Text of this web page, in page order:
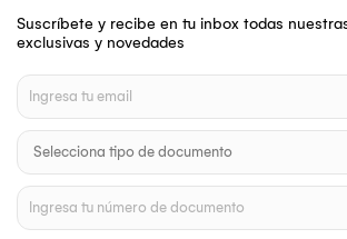
Suscríbete y recibe en tu inbox todas
exclusivas y novedades